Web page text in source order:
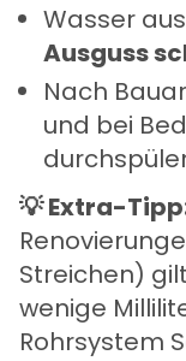
Wasser
Ausguss
Nach
und bei
💡 Extra-
Streichen)
wenige
Rohrsystem